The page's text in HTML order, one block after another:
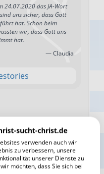
24.07.2020 das JA-Wort
uns sicher, dass Gott
hat. Schon beim
wir, dass Gott uns
hat.
— Claudia
sucht-christ.de
verwenden auch wir
zu verbessern, unsere
unserer Dienste zu
möchten, dass Sie sich bei